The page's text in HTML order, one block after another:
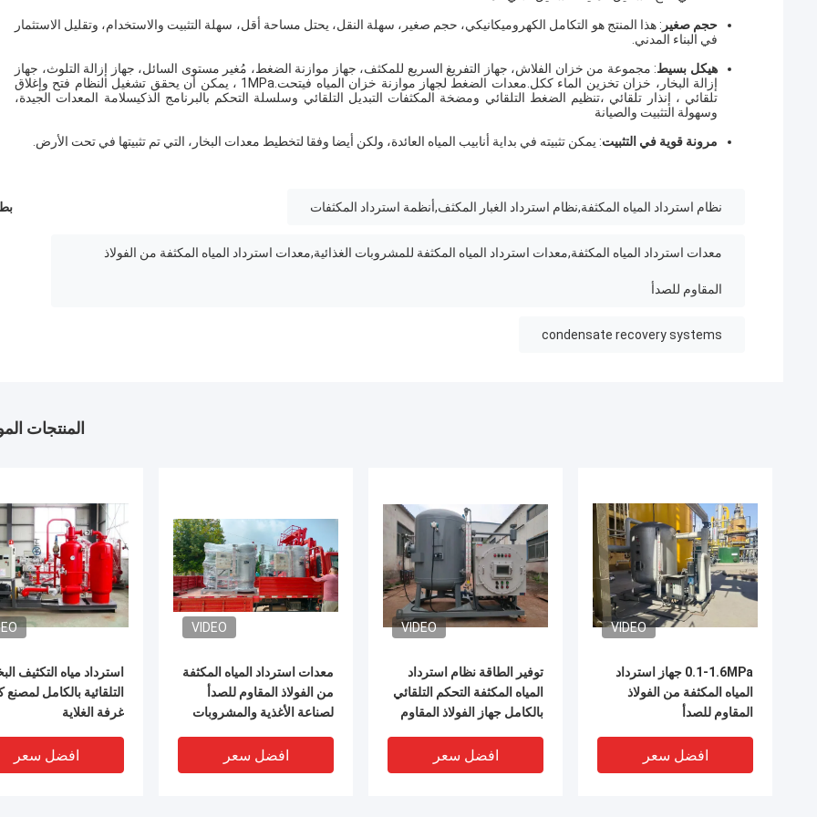
حجم صغير : هذا المنتج هو التكامل الكهروميكانيكي، حجم صغير، سهلة النقل، يحتل مساحة أقل، سهلة التثبيت والاستخدام، وتقليل الاستثمار
في البناء المدني.
هيكل بسيط: مجموعة من خزان الفلاش، جهاز التفريغ السريع للمكثف، جهاز موازنة الضغط، مُغير مستوى السائل، جهاز إزالة التلوث، جهاز
إزالة البخار، خزان تخزين الماء ككل.معدات الضغط لجهاز موازنة خزان المياه فيتحت.1MPa ، يمكن أن يحقق تشغيل النظام فتح وإغلاق
تلقائي ، إنذار تلقائي ،تنظيم الضغط التلقائي ومضخة المكثفات التبديل التلقائي وسلسلة التحكم بالبرنامج الذكيسلامة المعدات الجيدة،
وسهولة التثبيت والصيانة
مرونة قوية في التثبيت: يمكن تثبيته في بداية أنابيب المياه العائدة، ولكن أيضا وفقا لتخطيط معدات البخار، التي تم تثبيتها في تحت الأرض.
نظام استرداد المياه المكثفة,نظام استرداد الغبار المكثف,أنظمة استرداد المكثفات
معدات استرداد المياه المكثفة,معدات استرداد المياه المكثفة للمشروبات الغذائية,معدات استرداد المياه المكثفة من الفولاذ
المقاوم للصدأ
condensate recovery systems
المنتجات
استرداد مياه التكثيف
التلقائية بالكامل
غرفة الغلاية
افضل سعر
VIDEO
معدات استرداد المياه المكثفة
من الفولاذ المقاوم للصدأ
لصناعة الأغذية والمشروبات
افضل سعر
VIDEO
توفير الطاقة نظام استرداد
المياه المكثفة التحكم التلقائي
بالكامل جهاز الفولاذ المقاوم
افضل سعر
VIDEO
0.1-1.6MPa جهاز استرداد
المياه المكثفة من الفولاذ
المقاوم للصدأ
افضل سعر